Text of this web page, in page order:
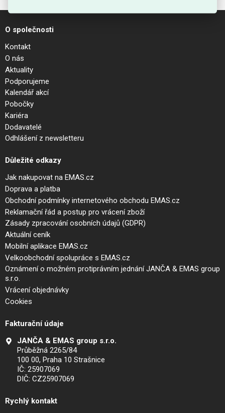
O společnosti
Kontakt
O nás
Aktuality
Podporujeme
Kalendář akcí
Pobočky
Kariéra
Dodavatelé
Odhlášení z newsletteru
Důležité odkazy
Jak nakupovat na EMAS.cz
Doprava a platba
Obchodní podmínky internetového obchodu EMAS.cz
Reklamační řád a postup pro vrácení zboží
Zásady zpracování osobních údajů (GDPR)
Aktuální ceník
Mobilní aplikace EMAS.cz
Velkoobchodní spolupráce s EMAS.cz
Oznámení o možném protiprávním jednání JANČA & EMAS group
s.r.o.
Vrácení objednávky
Cookies
Fakturační údaje
JANČA & EMAS group s.r.o.
Průběžná 2265/84
100 00, Praha 10 Strašnice
IČ: 25907069
DIČ: CZ25907069
Rychlý kontakt